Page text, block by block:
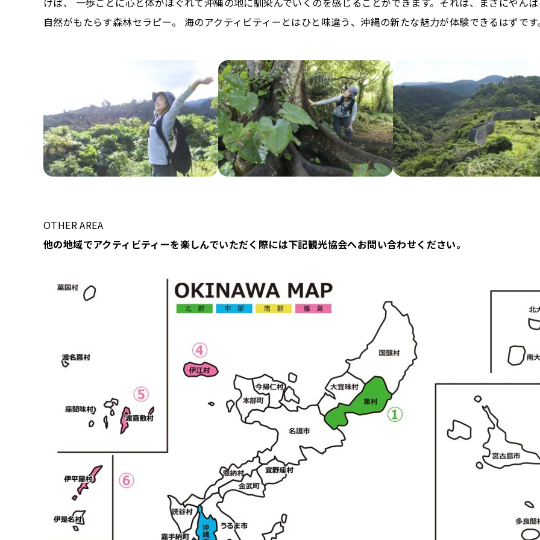
自然がもたらす森林セラピー。 海のアクティビティーとはひと味違う、沖縄の新たな魅力が体験できるはずです
OTHER AREA
他の地域でアクティビティーを楽しんでいただく際には下記観光協会へお問い合わせください。